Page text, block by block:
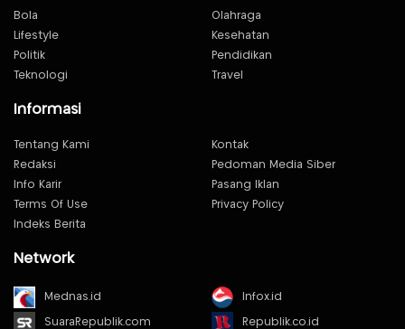
Bola
Olahraga
Lifestyle
Kesehatan
Politik
Pendidikan
Teknologi
Travel
Informasi
Tentang Kami
Kontak
Redaksi
Pedoman Media Siber
Info Karir
Pasang Iklan
Terms Of Use
Privacy Policy
Indeks Berita
Network
Mednas.id Infox.id
SuaraRepublik.com Republik.co.id